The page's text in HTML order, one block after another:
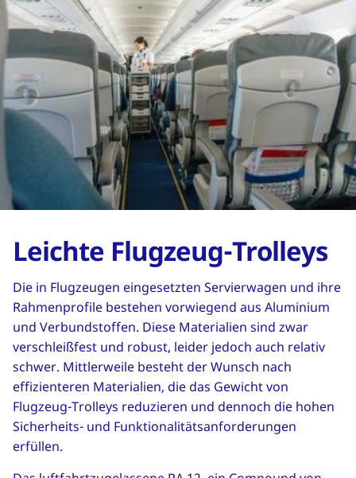
Leichte Flugzeug-Trolleys
Die in Flugzeugen eingesetzten Servierwagen und ihre
Rahmenprofile bestehen vorwiegend aus Aluminium
und Verbundstoffen. Diese Materialien sind zwar
verschleißfest und robust, leider jedoch auch relativ
schwer. Mittlerweile besteht der Wunsch nach
effizienteren Materialien, die das Gewicht von
Flugzeug-Trolleys reduzieren und dennoch die hohen
Sicherheits- und Funktionalitätsanforderungen
erfüllen.